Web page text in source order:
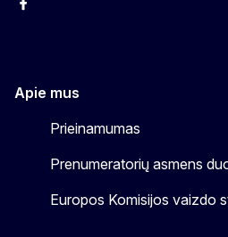
Facebook
Apie mus
Prieinamumas
Prenumeratorių asmens
Europos Komisijos vaizdo